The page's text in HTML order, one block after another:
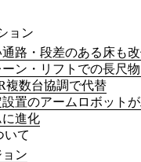
ョン
路・段差のある床も
ーン・リフトでの長尺
複数台協調で代替
設置のアームロボット
に進化
いて
ョン